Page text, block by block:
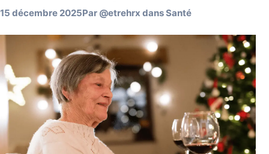
15 décembre 2025Par @etrehrx dansSanté